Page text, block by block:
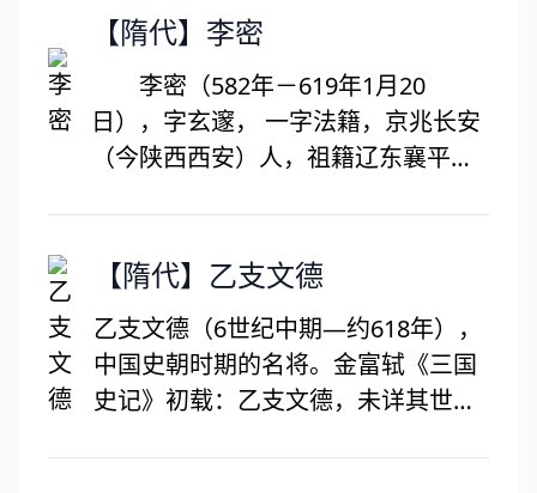
1709年方撤帐归家。1715年正月病
逝，享年76岁。创作出著名的文言文
短篇小说集《聊斋志异》。
石，时出新意，又能画山水，创为水
善诗，工书法，精鉴别。擅篆、隶、
楷、行、草等书体，长于临摹古人书
法，达到乱真程度。宋四家之一。曾
【隋代】李密
李密（582年－619年1月20
日），字玄邃， 一字法籍，京兆长安
（今陕西西安）人，祖籍辽东襄平
庭，隋末天下大乱时，李密成为瓦岗
军，威震天下。在瓦岗军原领袖翟让
准备让位给他时，翟让的哥哥却从中
阻拦。他不得已杀瓦岗军旧籍翟让，
【隋代】乙支文德
乙支文德（6世纪中期—约618年），
中国史朝时期的名将。金富轼《三国
史记》初载：乙支文德，未详其世